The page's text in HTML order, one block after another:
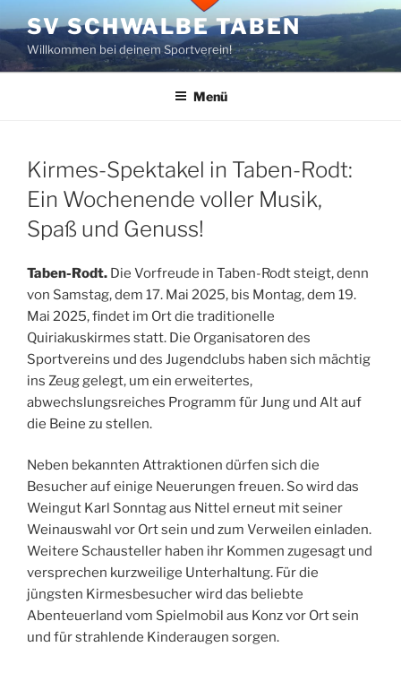
Inhalt
springen
SV SCHWALBE TABEN
Willkommen bei deinem Sportverein!
Menü
Kirmes-Spektakel in Taben-Rodt:
Ein Wochenende voller Musik,
Spaß und Genuss!
Taben-Rodt. Die Vorfreude in Taben-Rodt steigt, denn
von Samstag, dem 17. Mai 2025, bis Montag, dem 19.
Mai 2025, findet im Ort die traditionelle
Quiriakuskirmes statt. Die Organisatoren des
Sportvereins und des Jugendclubs haben sich mächtig
ins Zeug gelegt, um ein erweitertes,
abwechslungsreiches Programm für Jung und Alt auf
die Beine zu stellen.
Neben bekannten Attraktionen dürfen sich die
Besucher auf einige Neuerungen freuen. So wird das
Weingut Karl Sonntag aus Nittel erneut mit seiner
Weinauswahl vor Ort sein und zum Verweilen einladen.
Weitere Schausteller haben ihr Kommen zugesagt und
versprechen kurzweilige Unterhaltung. Für die
jüngsten Kirmesbesucher wird das beliebte
Abenteuerland vom Spielmobil aus Konz vor Ort sein
und für strahlende Kinderaugen sorgen.